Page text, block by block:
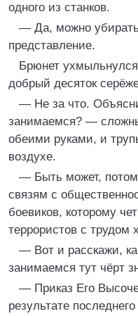
одного из станков.
— Да, можно убирать
представление.
Брюнет
добрый десяток
— Не за что.
занимаемся? —
обеими руками, и
воздухе.
— Быть может,
связям с
боевиков, которому
террористов с трудом
— Вот и расскажи,
занимаемся тут чёрт
— Приказ Его
результате